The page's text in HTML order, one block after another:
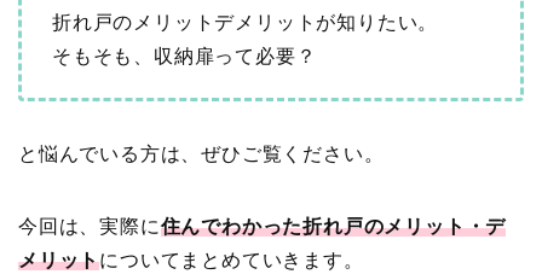
折れ戸のメリットデメリットが知りたい。
そもそも、収納扉って必要？
と悩んでいる方は、ぜひご覧ください。
今回は、実際に住んでわかった折れ戸のメリット・デ
メリットについてまとめていきます。